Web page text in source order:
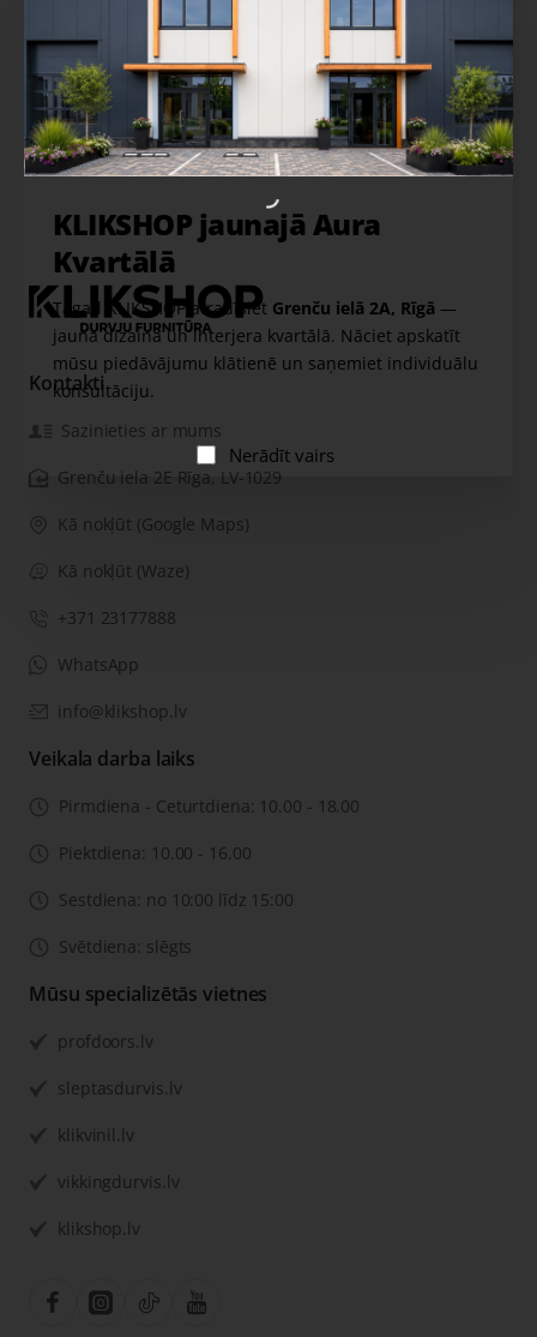
KLIKSHOP jaunajā Aura
Kvartālā
Tagad KLIKSHOP atradīsiet Grenču ielā 2A, Rīgā —
jaunā dizaina un interjera kvartālā. Nāciet apskatīt
mūsu piedāvājumu klātienē un saņemiet individuālu
konsultāciju.
Nerādīt vairs
Izpārdošana
Kontakti
Sazinieties ar mums
Grenču iela 2E Rīga, LV-1029
Kā nokļūt (Google Maps)
Kā nokļūt (Waze)
+371 23177888
WhatsApp
info@klikshop.lv
Veikala darba laiks
Pirmdiena - Ceturtdiena: 10.00 - 18.00
Piektdiena: 10.00 - 16.00
Sestdiena: no 10:00 līdz 15:00
Svētdiena: slēgts
Mūsu specializētās vietnes
profdoors.lv
sleptasdurvis.lv
klikvinil.lv
vikkingdurvis.lv
klikshop.lv